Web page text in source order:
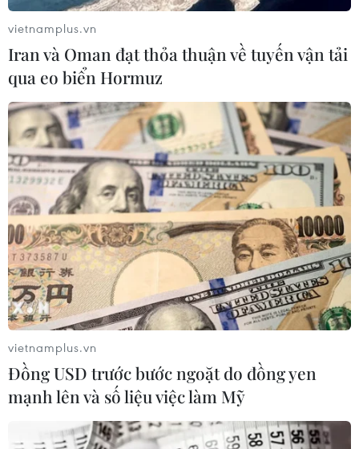
vietnamplus.vn
Iran và Oman đạt thỏa thuận về tuyến vận tải
qua eo biển Hormuz
vietnamplus.vn
Đồng USD trước bước ngoặt do đồng yen
mạnh lên và số liệu việc làm Mỹ